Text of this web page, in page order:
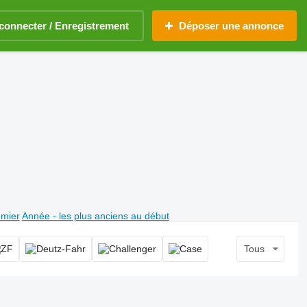
/ Enregistrement Déposer une annonce
Année - les plus anciens au début
Tous